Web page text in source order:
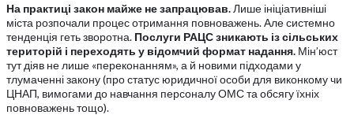
На практиці закон майже не запрацював.Лише ініціативніші
міста розпочали процес отримання повноважень. Але системно
тенденція геть зворотна. Послуги РАЦС зникають із сільських
територій і переходять у відомчий формат надання. Мін’юст
тут діяв не лише «переконанням», а й новими підходами у
тлумаченні закону (про статус юридичної особи для виконкому чи
ЦНАП, вимогами до навчання персоналу ОМС та обсягу їхніх
повноважень тощо).